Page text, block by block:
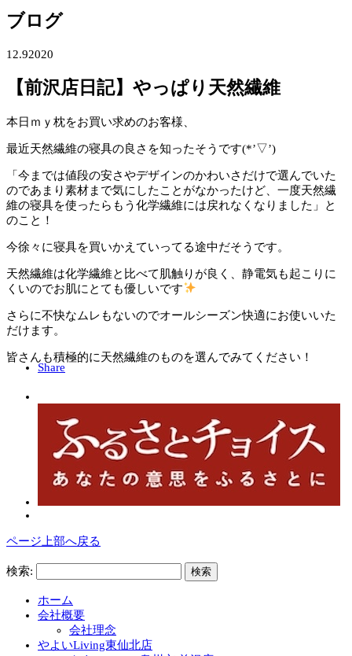
ブログ
12.92020
【前沢店日記】やっぱり天然繊維
本日ｍｙ枕をお買い求めのお客様、
最近天然繊維の寝具の良さを知ったそうです(*’▽’)
「今までは値段の安さやデザインのかわいさだけで選んでいた
のであまり素材まで気にしたことがなかったけど、一度天然繊
維の寝具を使ったらもう化学繊維には戻れなくなりました」と
のこと！
今徐々に寝具を買いかえていってる途中だそうです。
天然繊維は化学繊維と比べて肌触りが良く、静電気も起こりに
くいのでお肌にとても優しいです
さらに不快なムレもないのでオールシーズン快適にお使いいた
だけます。
皆さんも積極的に天然繊維のものを選んでみてください！
Share
ページ上部へ戻る
検索:
ホーム
会社概要
会社理念
やよいLiving東仙北店